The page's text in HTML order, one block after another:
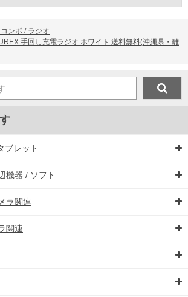
コンポ / ラジオ
手回し充電ラジオ ホワイト 送料無料(沖縄県・離
ブレット
機器 / ソフト
ラ関連
関連